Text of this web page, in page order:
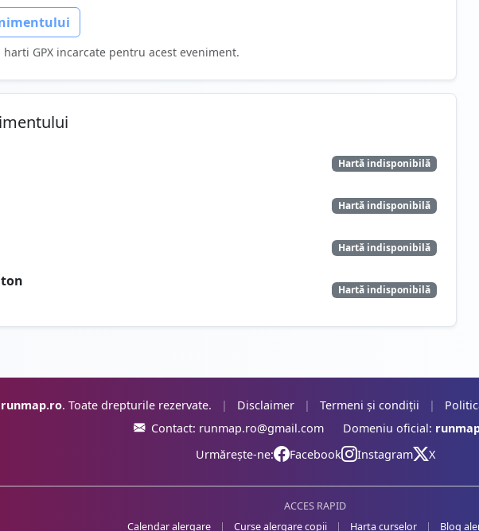
GPX incarcate pentru acest eveniment.
Hartă indisponibilă
Hartă indisponibilă
Hartă indisponibilă
Hartă indisponibilă
runmap.ro. Toate drepturile rezervate. | Disclaimer | Termeni și condiții |
Contact: runmap.ro@gmail.com Domeniu oficial:
Urmărește-ne:
Facebook Instagram X
ACCES RAPID
Calendar alergare
| Curse alergare copii | Harta curselor | Blog